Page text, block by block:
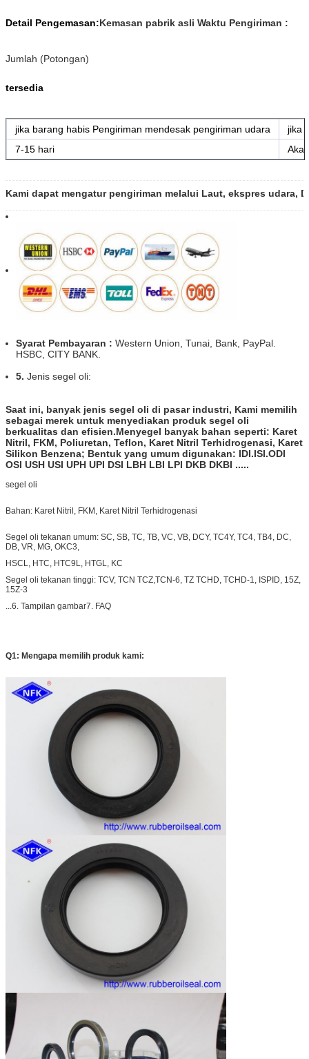
Detail Pengemasan:Kemasan pabrik asli Waktu Pengiriman :
Jumlah (Potongan)
tersedia
jika barang habis Pengiriman mendesak pengiriman udara
jika
7-15 hari
Kami dapat mengatur pengiriman melalui Laut, ekspres udara,
Syarat Pembayaran : Western Union, Tunai, Bank, PayPal.
HSBC, CITY BANK.
5. Jenis segel oli:
Saat ini, banyak jenis segel oli di pasar industri, Kami memilih
sebagai merek untuk menyediakan produk segel oli
berkualitas dan efisien.Menyegel banyak bahan seperti: Karet
Nitril, FKM, Poliuretan, Teflon, Karet Nitril Terhidrogenasi, Karet
Silikon Benzena; Bentuk yang umum digunakan: IDI.ISI.ODI
OSI USH USI UPH UPI DSI LBH LBI LPI DKB DKBI .....
segel oli
Bahan: Karet Nitril, FKM, Karet Nitril Terhidrogenasi
Segel oli tekanan umum: SC, SB, TC, TB, VC, VB, DCY, TC4Y, TC4, TB4, DC,
DB, VR, MG, OKC3,
HSCL, HTC, HTC9L, HTGL, KC
Segel oli tekanan tinggi: TCV, TCN TCZ,TCN-6, TZ TCHD, TCHD-1, ISPID, 15Z,
15Z-3
...6. Tampilan gambar7. FAQ
Q1: Mengapa memilih produk kami: